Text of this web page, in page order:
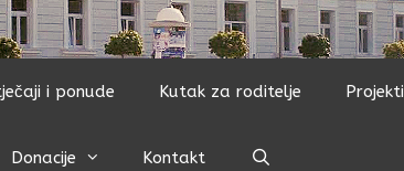
i ponude Kutak za roditelje Projekti
Donacije Kontakt